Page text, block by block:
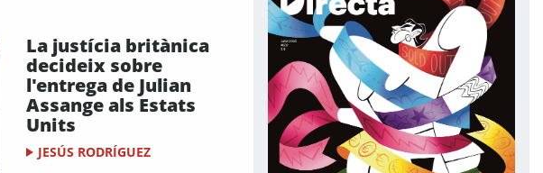
La justícia britànica
decideix sobre
l'entrega de Julian
Assange als Estats
Units
JESÚS RODRÍGUEZ